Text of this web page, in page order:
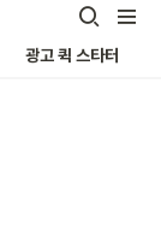
광고 퀵 스타터